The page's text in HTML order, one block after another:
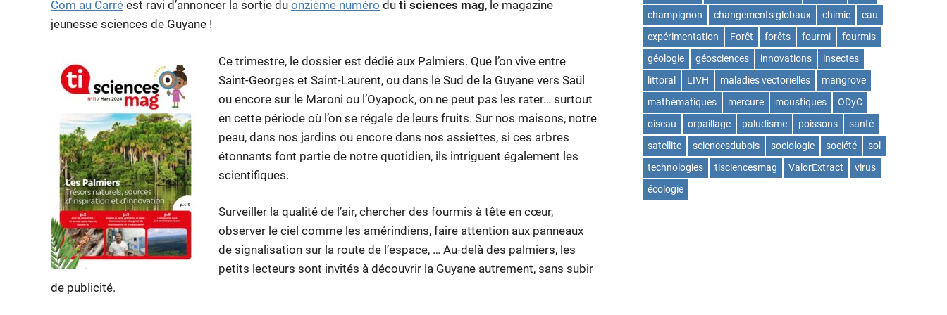
Com au Carré est ravi d’annoncer la sortie du onzième numéro du ti sciences mag, le magazine
jeunesse sciences de Guyane !
Ce trimestre, le dossier est dédié aux Palmiers. Que l’on vive entre
Saint-Georges et Saint-Laurent, ou dans le Sud de la Guyane vers Saül
ou encore sur le Maroni ou l’Oyapock, on ne peut pas les rater… surtout
en cette période où l’on se régale de leurs fruits. Sur nos maisons, notre
peau, dans nos jardins ou encore dans nos assiettes, si ces arbres
étonnants font partie de notre quotidien, ils intriguent également les
scientifiques.
Surveiller la qualité de l’air, chercher des fourmis à tête en cœur,
observer le ciel comme les amérindiens, faire attention aux panneaux
de signalisation sur la route de l’espace, … Au-delà des palmiers, les
petits lecteurs sont invités à découvrir la Guyane autrement, sans subir
de publicité.
champignon changements globaux chimie
eau
expérimentation
Forêt forêts fourmi
fourmis
géologie
géosciences innovations
insectes
littoral
LIVH maladies vectorielles
mangrove
mathématiques
mercure moustiques
ODyC
oiseau
orpaillage paludisme poissons
santé
satellite
sciencesdubois sociologie société
sol
technologies
tisciencesmag ValorExtract
virus
écologie